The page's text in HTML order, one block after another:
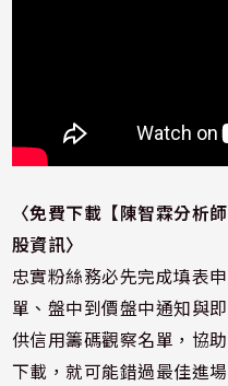
〈免費下載【陳智霖分析師
股資訊〉
忠實粉絲務必先完成填表
單、盤中到價盤中通知與
供信用籌碼觀察名單，協
下載，就可能錯過最佳進